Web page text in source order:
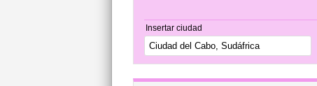
Insertar ciudad